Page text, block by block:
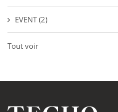
EVENT(2)
Tout voir